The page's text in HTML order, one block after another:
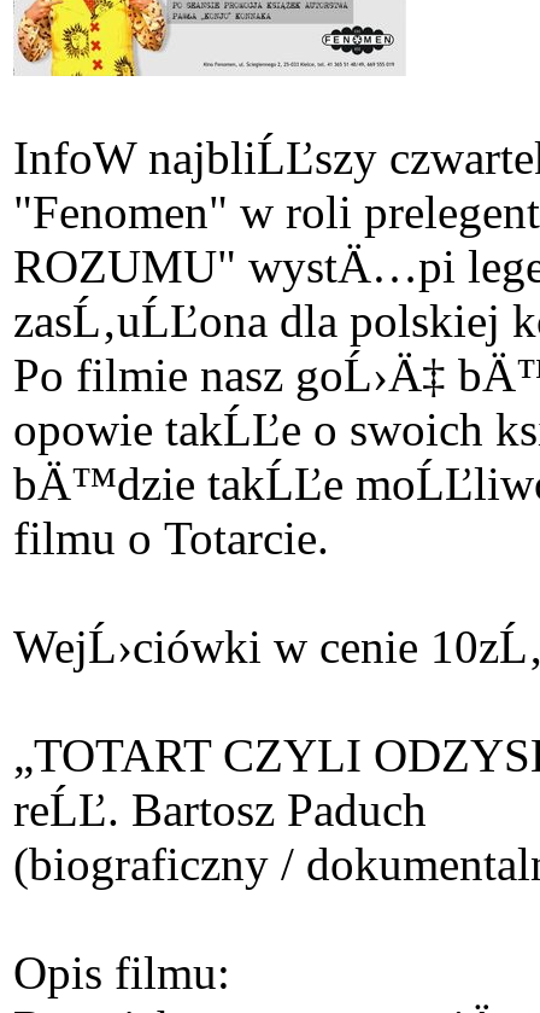
InfoW najbliĹĽszy
"Fenomen" w roli
ROZUMU" wystÄ…pi
zasĹ‚uĹĽona dla polskiej
Po filmie nasz goĹ›Ä‡
opowie takĹĽe o swoich
bÄ™dzie takĹĽe
filmu o Totarcie.
WejĹ›ciówki w cenie
„TOTART CZYLI
reĹĽ. Bartosz Paduch
(biograficzny /
Opis filmu: